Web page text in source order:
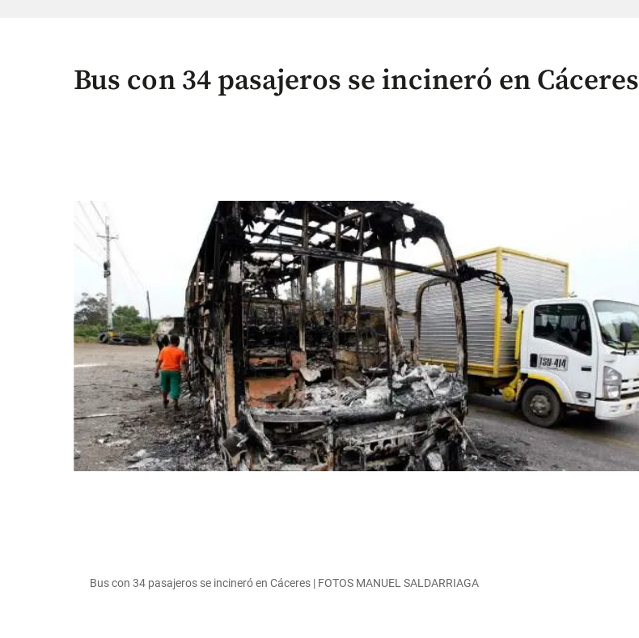
Bus con 34 pasajeros se incineró en Cáceres
Bus con 34 pasajeros se incineró en Cáceres | FOTOS MANUEL SALDARRIAGA